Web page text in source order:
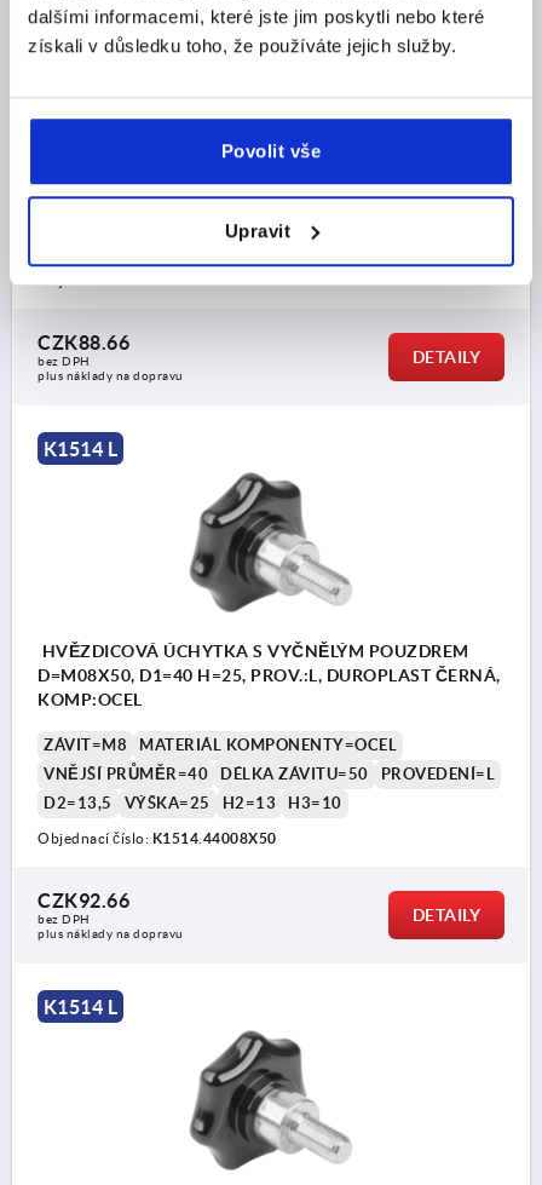
dalšími informacemi, které jste jim poskytli nebo které
získali v důsledku toho, že používáte jejich služby.
Povolit vše
Upravit
HVĚZDICOVÁ ÚCHYTKA S VYČNĚLÝM POUZDREM
D=M08X40, D1=40 H=25, PROV.:L, DUROPLAST ČERNÁ,
ZÁVIT=M8
MATERIÁL KOMPONENTY=OCEL
H2=13 H3=10
CZK88.66
bez DPH
plus náklady na dopravu
DETAILY
K1514 L
HVĚZDICOVÁ ÚCHYTKA S VYČNĚLÝM POUZDREM
D=M08X50, D1=40 H=25, PROV.:L, DUROPLAST ČERNÁ,
KOMP:OCEL
ZÁVIT=M8
MATERIÁL KOMPONENTY=OCEL
VNĚJŠÍ PRŮMĚR=40
DÉLKA ZÁVITU=50
PROVEDENÍ=L
D2=13,5
VÝŠKA=25 H2=13 H3=10
Objednací číslo: K1514.44008X50
CZK92.66
bez DPH
plus náklady na dopravu
DETAILY
K1514 L